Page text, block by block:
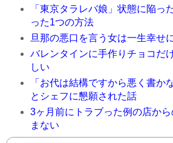
「東京タラレバ娘」状態に陥っ
った1つの方法
旦那の悪口を言う女は一生幸せ
バレンタインに手作りチョコだ
しい
「お代は結構ですから悪く書か
とシェフに懇願された話
3ヶ月前にトラブった例の店か
まない